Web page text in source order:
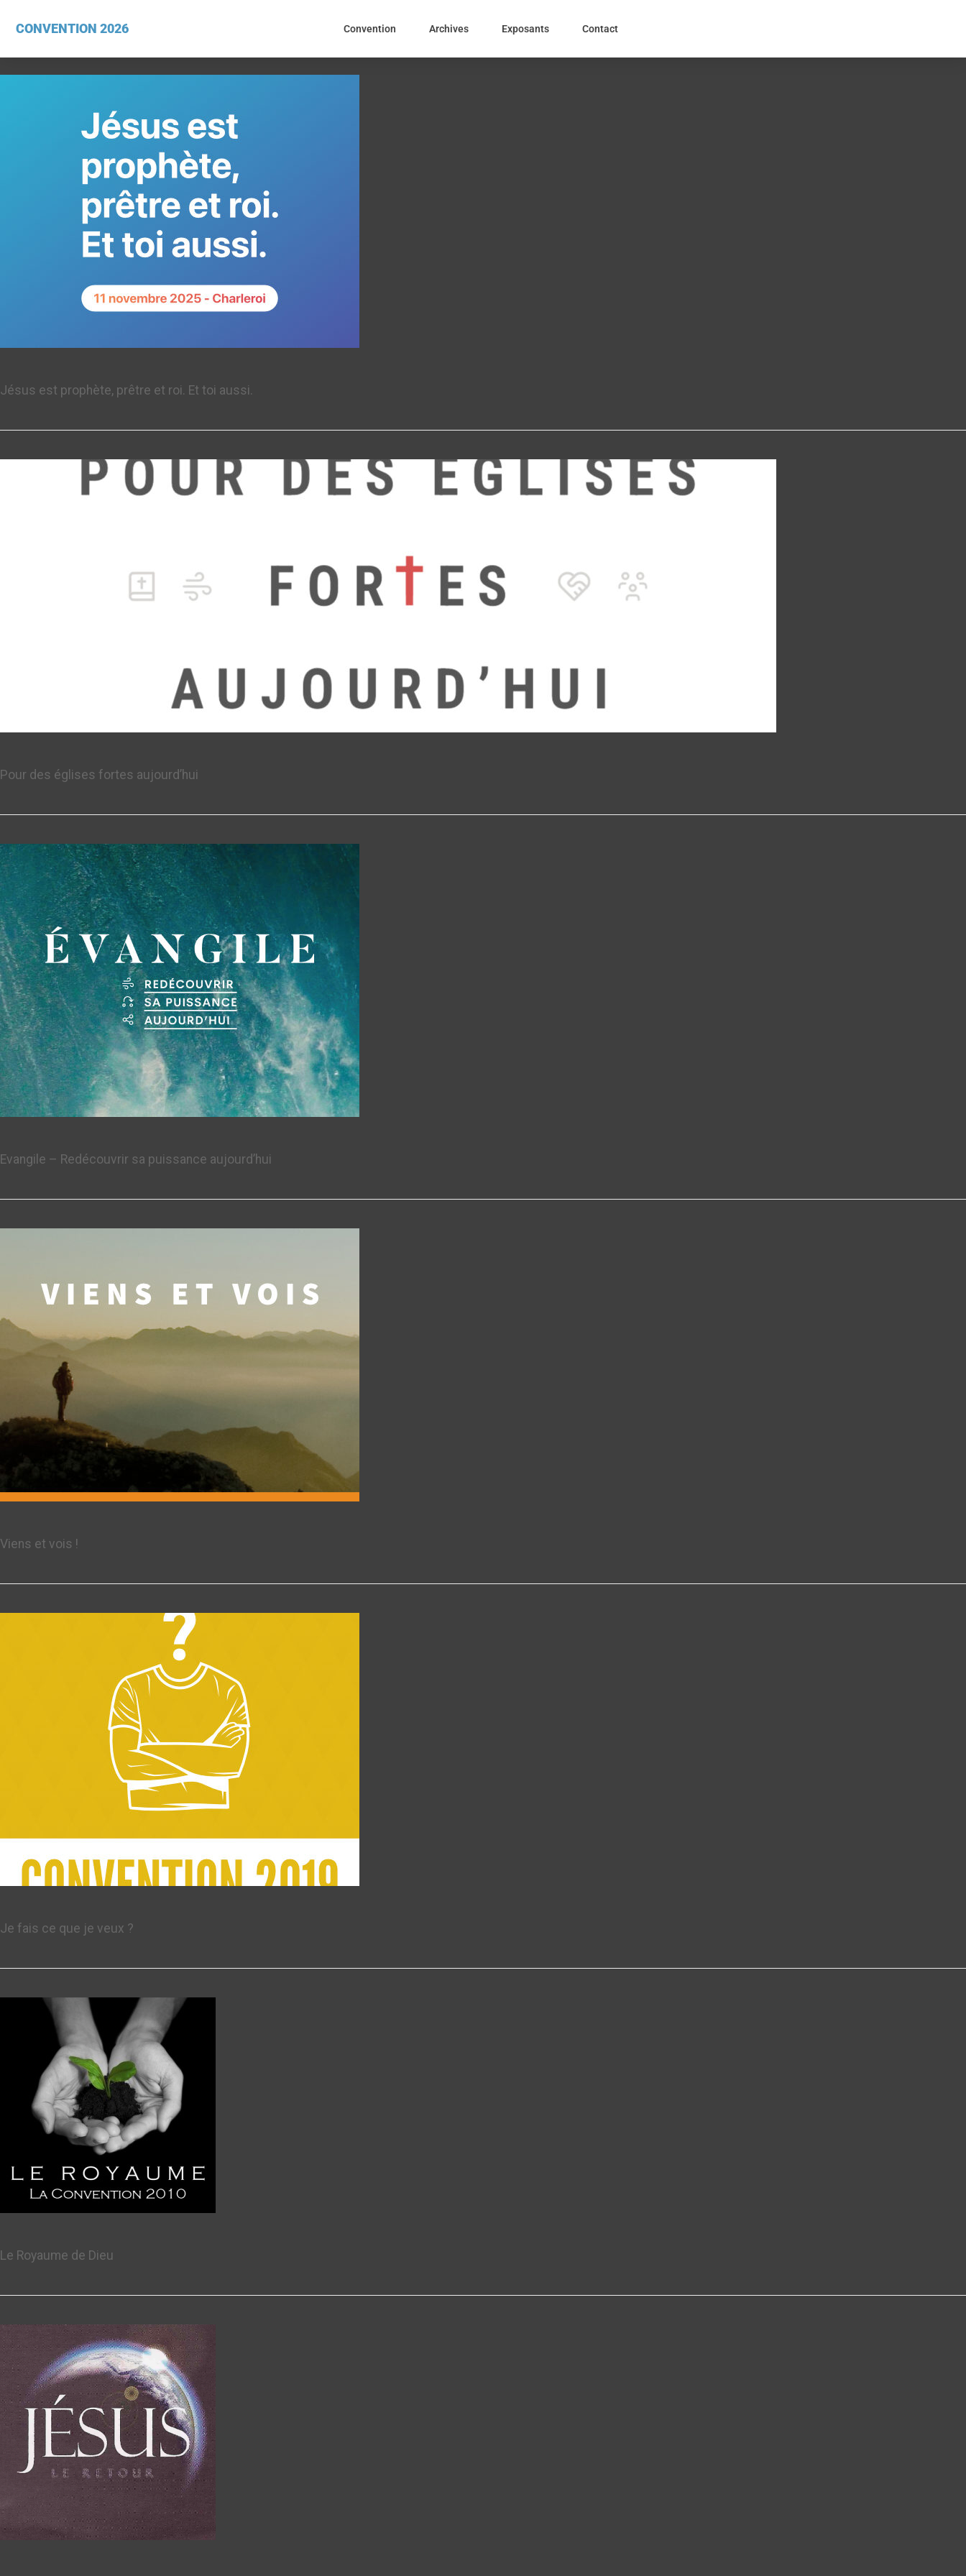
CONVENTION 2026 Convention Archives Exposants Contact
Jésus est prophète, prêtre et roi. Et toi aussi.
Pour des églises fortes aujourd’hui
Evangile – Redécouvrir sa puissance aujourd’hui
Viens et vois !
Je fais ce que je veux ?
Le Royaume de Dieu